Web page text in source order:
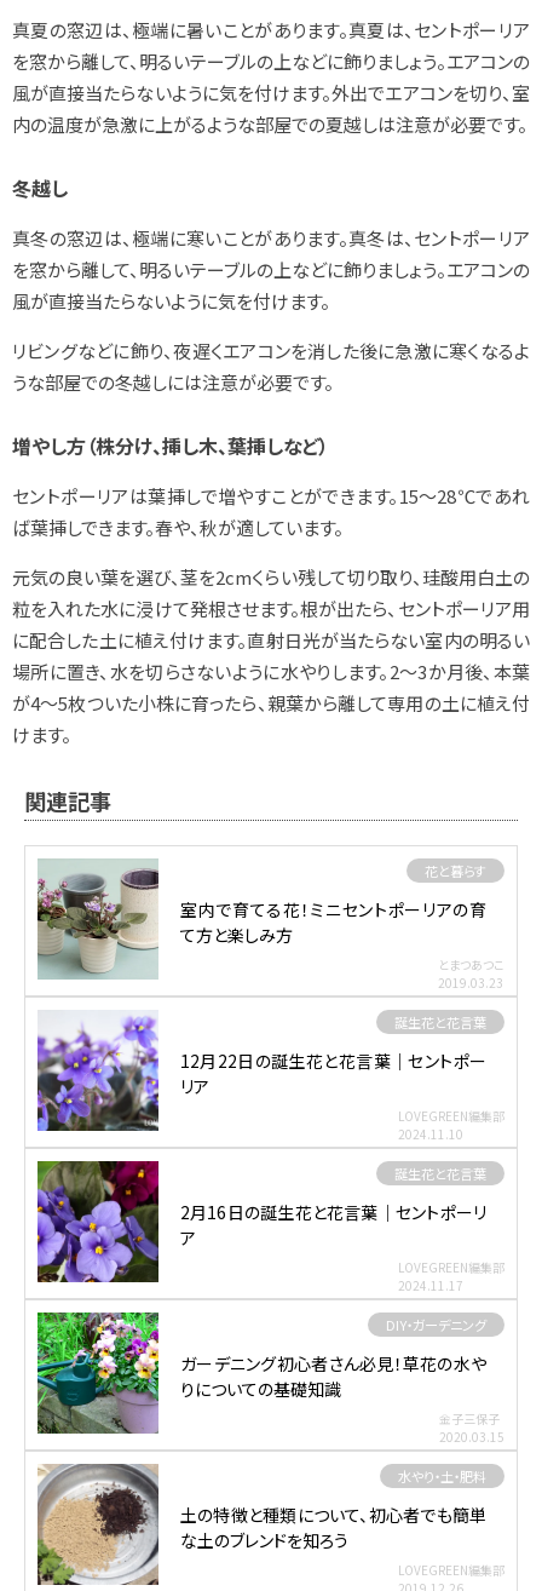
真夏の窓辺は、極端に暑いことがあります。真夏は、セントポーリア
を窓から離して、明るいテーブルの上などに飾りましょう。エアコンの
風が直接当たらないように気を付けます。外出でエアコンを切り、室
内の温度が急激に上がるような部屋での夏越しは注意が必要です。
冬越し
真冬の窓辺は、極端に寒いことがあります。真冬は、セントポーリア
を窓から離して、明るいテーブルの上などに飾りましょう。エアコンの
風が直接当たらないように気を付けます。
リビングなどに飾り、夜遅くエアコンを消した後に急激に寒くなるよ
うな部屋での冬越しには注意が必要です。
増やし方（株分け、挿し木、葉挿しなど）
セントポーリアは葉挿しで増やすことができます。15～28℃であれ
ば葉挿しできます。春や、秋が適しています。
元気の良い葉を選び、茎を2cmくらい残して切り取り、珪酸用白土の
粒を入れた水に浸けて発根させます。根が出たら、セントポーリア用
に配合した土に植え付けます。直射日光が当たらない室内の明るい
場所に置き、水を切らさないように水やりします。2～3か月後、本葉
が4～5枚ついた小株に育ったら、親葉から離して専用の土に植え付
けます。
関連記事
花と暮らす
室内で育てる花！ミニセントポーリアの育
て方と楽しみ方
とまつあつこ
2019.03.23
誕生花と花言葉
12月22日の誕生花と花言葉｜セントポー
リア
LOVEGREEN編集部
2024.11.10
誕生花と花言葉
2月16日の誕生花と花言葉｜セントポーリ
ア
LOVEGREEN編集部
2024.11.17
DIY・ガーデニング
ガーデニング初心者さん必見！草花の水や
りについての基礎知識
金子三保子
2020.03.15
水やり・土・肥料
土の特徴と種類について、初心者でも簡単
な土のブレンドを知ろう
LOVEGREEN編集部